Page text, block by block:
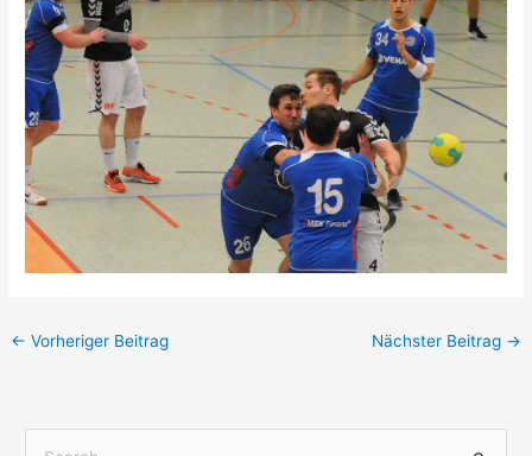
← Vorheriger Beitrag Nächster Beitrag →